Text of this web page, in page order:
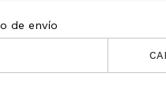
de envío